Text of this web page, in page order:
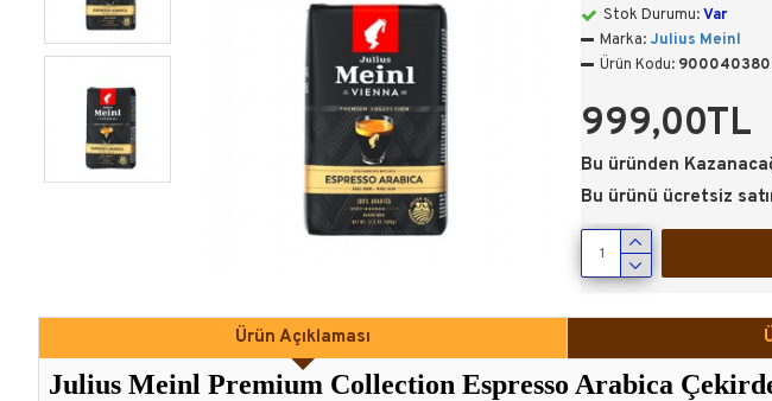
999,00TL
Bu üründen
Bu ürünü ücretsiz
Stok Durumu: Var
Marka: Julius Meinl
Ürün Kodu:
Ürün Açıklaması
Julius Meinl Premium Collection Espresso Arabica